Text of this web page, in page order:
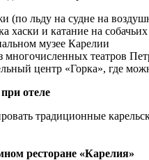
(по льду на судне на
хаски и катание на
музее Карелии
театров
центр «Горка», где
отеле
традиционные
ресторане «Карелия»